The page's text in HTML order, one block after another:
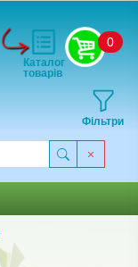
0
Фільтри
Каталог
товарів